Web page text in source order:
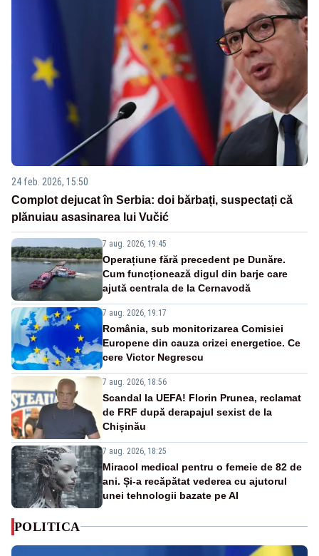
24 feb. 2026, 15:50
Complot dejucat în Serbia: doi bărbați, suspectați că
plănuiau asasinarea lui Vučić
7 aug. 2026, 19:45
Operațiune fără precedent pe Dunăre.
Cum funcționează digul din barje care
ajută centrala de la Cernavodă
7 aug. 2026, 19:17
România, sub monitorizarea Comisiei
Europene din cauza crizei energetice. Ce
cere Victor Negrescu
7 aug. 2026, 18:56
Scandal la UEFA! Florin Prunea, reclamat
de FRF după derapajul sexist de la
Chișinău
7 aug. 2026, 18:25
Miracol medical pentru o femeie de 82 de
ani. Și-a recăpătat vederea cu ajutorul
unei tehnologii bazate pe AI
POLITICA